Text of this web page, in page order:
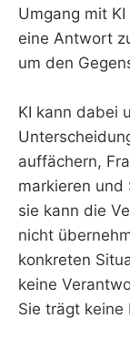
Umgang mit
eine Antwort
um den
KI kann dabei
auffächern,
markieren und
sie kann die
nicht
konkreten
keine
Sie trägt keine